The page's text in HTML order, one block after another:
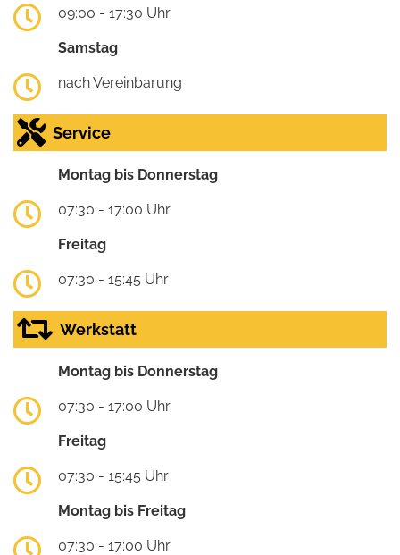
09:00 - 17:30 Uhr
Samstag
nach Vereinbarung
Service
Montag bis Donnerstag
07:30 - 17:00 Uhr
Freitag
07:30 - 15:45 Uhr
Werkstatt
Montag bis Donnerstag
07:30 - 17:00 Uhr
Freitag
07:30 - 15:45 Uhr
Montag bis Freitag
07:30 - 17:00 Uhr